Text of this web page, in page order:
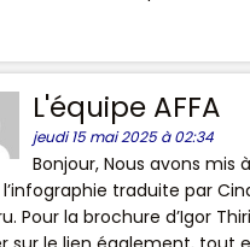
L'équipe AFFA
jeudi 15 mai 2025 à 02:34
Bonjour, Nous avons mis
traduite par
Pour la brochure d’Igor